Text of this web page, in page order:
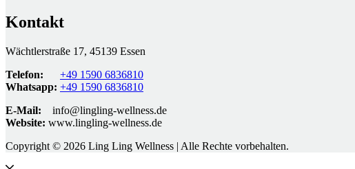
Kontakt
Wächtlerstraße 17, 45139 Essen
Telefon:
+49 1590 6836810
Whatsapp: +49 1590 6836810
E-Mail: info@lingling-wellness.de
Website: www.lingling-wellness.de
Copyright © 2026 Ling Ling Wellness | Alle Rechte vorbehalten.